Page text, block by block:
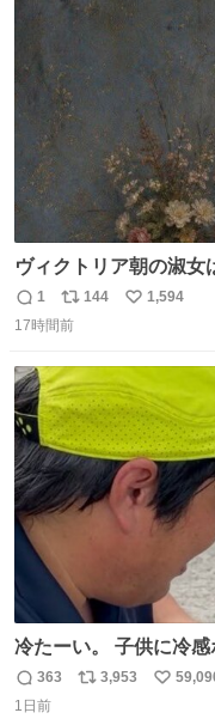
す。 #LUNE #約束
ヴィクトリア朝の淑女
つけるものではないと
肌の手入れと同じくら
が知る香水よりも単純
ベルガモット、
返
信
1
リ
ポ
ト
数
144
い
数
1,594
17時間前
冷たーい。 子供に冷
ぎで喜んでくれました
た山口県の恩師に感謝。
返
信
363
リ
3,953
い
1日前